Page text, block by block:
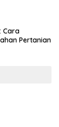
Cara
Pertanian